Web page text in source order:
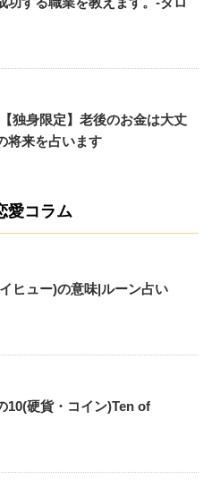
独身限定】老後のお金は大丈
将来を占います
愛コラム
ヒュー)の意味|ルーン占い
10(硬貨・コイン)Ten of